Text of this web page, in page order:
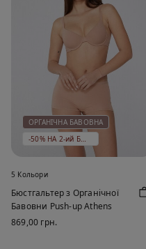
ОРГАНІЧНА БАВОВНА
-50% НА 2-ий БЮСТГАЛЬТЕР
5 Кольори
Бюстгальтер з Органічної
Бавовни Push-up Athens
869,00 грн.